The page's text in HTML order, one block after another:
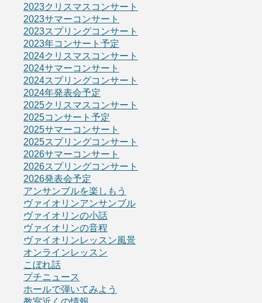
2023クリスマスコンサート
2023サマーコンサート
2023スプリングコンサート
2023年コンサート予定
2024クリスマスコンサート
2024サマーコンサート
2024スプリングコンサート
2024年発表会予定
2025クリスマスコンサート
2025コンサート予定
2025サマーコンサート
2025スプリングコンサート
2026サマーコンサート
2026スプリングコンサート
2026発表会予定
アンサンブルを楽しもう
ヴァイオリンアンサンブル
ヴァイオリンの小話
ヴァイオリンの音程
ヴァイオリンレッスン風景
オンラインレッスン
こぼれ話
プチニュース
ホールで弾いてみよう